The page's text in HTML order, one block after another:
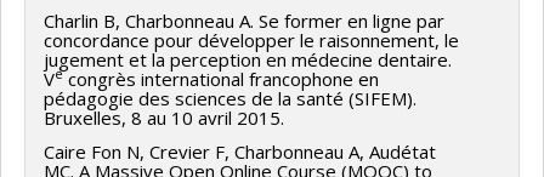
Charlin B, Charbonneau A. Se former en ligne par
concordance pour développer le raisonnement, le
jugement et la perception en médecine dentaire.
Vecongrès international francophone en
pédagogie des sciences de la santé (SIFEM).
Bruxelles, 8 au 10 avril 2015.
Caire Fon N, Crevier F, Charbonneau A, Audétat
MC. A Massive Open Online Course (MOOC) to